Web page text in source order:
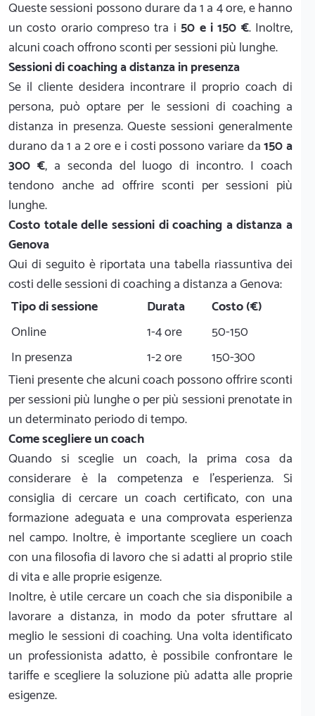
Queste sessioni possono durare da 1 a 4 ore, e hanno
un costo orario compreso tra i50 e i 150 €. Inoltre,
alcuni coach offrono sconti per sessioni più lunghe.
Sessioni di coaching a distanza in presenza
Se il cliente desidera incontrare il proprio coach di
persona, può optare per le sessioni di coaching a
distanza in presenza. Queste sessioni generalmente
durano da 1 a 2 ore e i costi possono variare da150 a
300 €, a seconda del luogo di incontro. I coach
tendono anche ad offrire sconti per sessioni più
lunghe.
Costo totale delle sessioni di coaching a distanza a
Genova
Qui di seguito è riportata una tabella riassuntiva dei
costi delle sessioni di coaching a distanza a Genova:
Tipo di sessione
Durata
Costo (€)
Online
1-4 ore
50-150
In presenza
1-2 ore
150-300
Tieni presente che alcuni coach possono offrire sconti
per sessioni più lunghe o per più sessioni prenotate in
un determinato periodo di tempo.
Come scegliere un coach
Quando si sceglie un coach, la prima cosa da
considerare è la competenza e l’esperienza. Si
consiglia di cercare un coach certificato, con una
formazione adeguata e una comprovata esperienza
nel campo. Inoltre, è importante scegliere un coach
con una filosofia di lavoro che si adatti al proprio stile
di vita e alle proprie esigenze.
Inoltre, è utile cercare un coach che sia disponibile a
lavorare a distanza, in modo da poter sfruttare al
meglio le sessioni di coaching. Una volta identificato
un professionista adatto, è possibile confrontare le
tariffe e scegliere la soluzione più adatta alle proprie
esigenze.